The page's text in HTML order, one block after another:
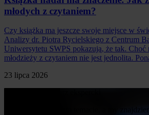
młodych z czytaniem?
Czy książka ma jeszcze swoje miejsce w
Analizy dr. Piotra Rycielskiego z Centrum
Uniwersytetu SWPS pokazują, że tak. Choć
młodzieży z czytaniem nie jest jednolita.
23 lipca 2026
Napisz nam o swoim temacie, a my